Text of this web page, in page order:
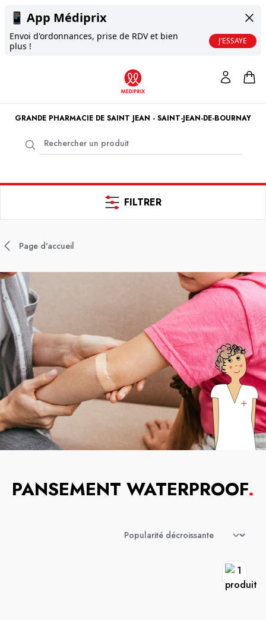
📱 App Médiprix
Envoi d'ordonnances, prise de RDV et bien
plus !
J'ESSAYE
GRANDE PHARMACIE DE SAINT JEAN - SAINT-JEAN-DE-BOURNAY
FILTRER
Page d'accueil
PANSEMENT WATERPROOF.